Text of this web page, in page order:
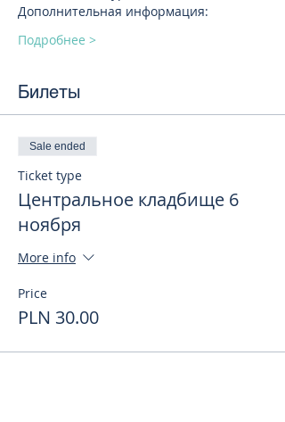
Дополнительная информация:
Подробнее >
Билеты
Sale ended
Ticket type
Центральное кладбище 6
ноября
More info
Price
PLN 30.00